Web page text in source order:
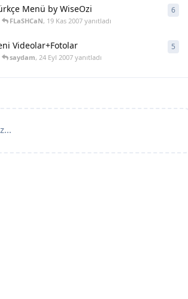
Menü by WiseOzi
FLaSHCaN, 19 Kas 2007yanıtladı
6
Videolar+Fotolar
saydam, 24 Eyl 2007yanıtladı
5